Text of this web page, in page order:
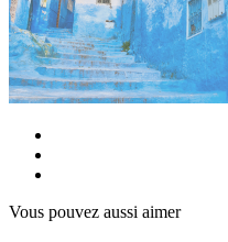
Vous pouvez aussi aimer